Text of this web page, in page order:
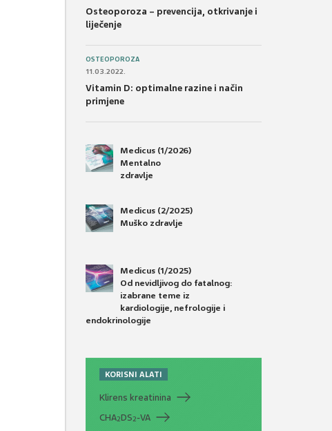
Osteoporoza – prevencija, otkrivanje i
liječenje
OSTEOPOROZA
11.03.2022.
Vitamin D: optimalne razine i način
primjene
Medicus (1/2026)
Mentalno
zdravlje
Medicus (2/2025)
Muško zdravlje
Medicus (1/2025)
Od nevidljivog do fatalnog:
izabrane teme iz
kardiologije, nefrologije i
endokrinologije
KORISNI ALATI
Klirens kreatinina
CHA2DS2-VA